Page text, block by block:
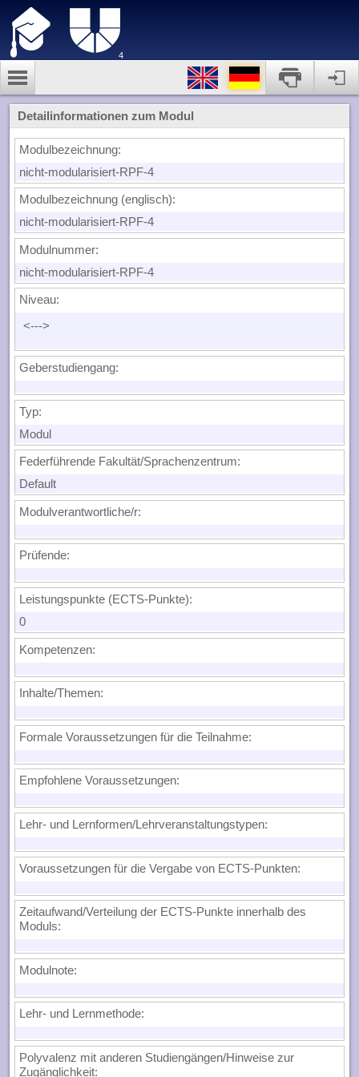
4
Detailinformationen zum Modul
Modulbezeichnung:
nicht-modularisiert-RPF-4
Modulbezeichnung (englisch):
nicht-modularisiert-RPF-4
Modulnummer:
nicht-modularisiert-RPF-4
Niveau:
<--->
Geberstudiengang:
Typ:
Modul
Federführende Fakultät/Sprachenzentrum:
Default
Modulverantwortliche/r:
Prüfende:
Leistungspunkte (ECTS-Punkte):
0
Kompetenzen:
Inhalte/Themen:
Formale Voraussetzungen für die Teilnahme:
Empfohlene Voraussetzungen:
Lehr- und Lernformen/Lehrveranstaltungstypen:
Voraussetzungen für die Vergabe von ECTS-Punkten:
Zeitaufwand/Verteilung der ECTS-Punkte innerhalb des
Moduls:
Modulnote:
Lehr- und Lernmethode:
Polyvalenz mit anderen Studiengängen/Hinweise zur
Zugänglichkeit: